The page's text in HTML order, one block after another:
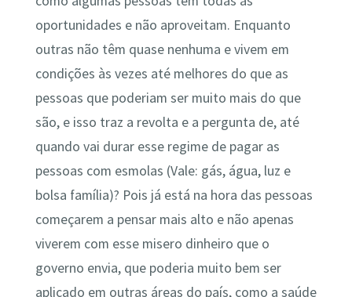
oportunidades e não aproveitam. Enquanto
outras não têm quase nenhuma e vivem em
condições às vezes até melhores do que as
pessoas que poderiam ser muito mais do que
são, e isso traz a revolta e a pergunta de, até
quando vai durar esse regime de pagar as
pessoas com esmolas (Vale: gás, água, luz e
bolsa família)? Pois já está na hora das pessoas
começarem a pensar mais alto e não apenas
viverem com esse misero dinheiro que o
governo envia, que poderia muito bem ser
aplicado em outras áreas do país, como a saúde